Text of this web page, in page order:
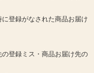
登録がなされた商品お届け
登録ミス・商品お届け先の